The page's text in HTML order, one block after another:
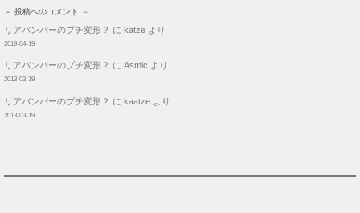
－ 投稿へのコメント －
リアバンパーのプチ変形？ に katze より
2019-04-19
リアバンパーのプチ変形？ に Asmic より
2013-03-19
リアバンパーのプチ変形？ に kaatze より
2013-03-19